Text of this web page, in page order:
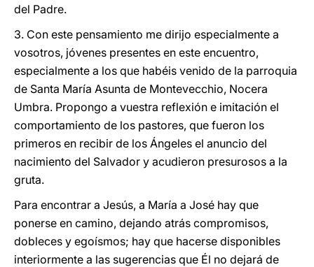
del Padre.
3. Con este pensamiento me dirijo especialmente a
vosotros, jóvenes presentes en este encuentro,
especialmente a los que habéis venido de la parroquia
de Santa María Asunta de Montevecchio, Nocera
Umbra. Propongo a vuestra reflexión e imitación el
comportamiento de los pastores, que fueron los
primeros en recibir de los Ángeles el anuncio del
nacimiento del Salvador y acudieron presurosos a la
gruta.
Para encontrar a Jesús, a María a José hay que
ponerse en camino, dejando atrás compromisos,
dobleces y egoísmos; hay que hacerse disponibles
interiormente a las sugerencias que Él no dejará de